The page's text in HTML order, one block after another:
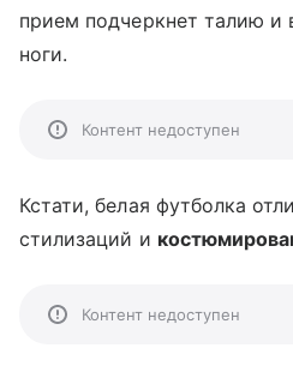
прием подчеркнет талию и
ноги.
Контент недоступен
Кстати, белая футболка
стилизаций и
Контент недоступен